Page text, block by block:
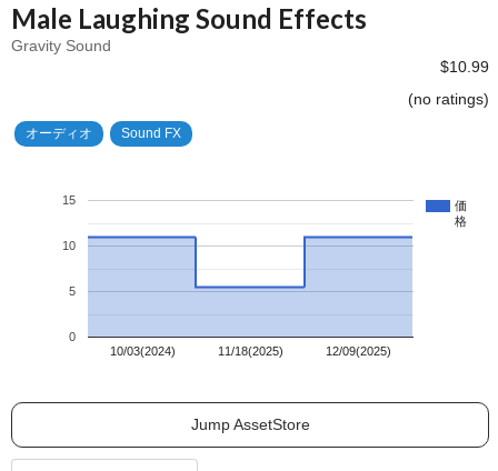
Male Laughing Sound Effects
Gravity Sound
$10.99
(no ratings)
オーディオ Sound FX
価
格
10/03(2024) 11/18(2025) 12/09(2025)
0
5
10
15
Jump AssetStore